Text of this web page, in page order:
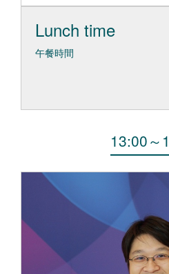
Lunch time
午餐時間
13:00～